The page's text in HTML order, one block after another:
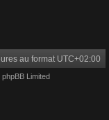
au format UTC+02:00
Limited